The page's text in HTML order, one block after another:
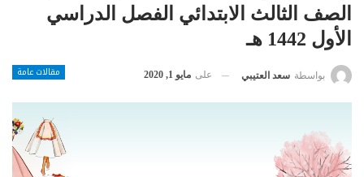
الصف الثالث الابتدائي الفصل الدراسي
الأول 1442 هـ
مقالات عامة بواسطة سعد العتيبي على مايو 1, 2020